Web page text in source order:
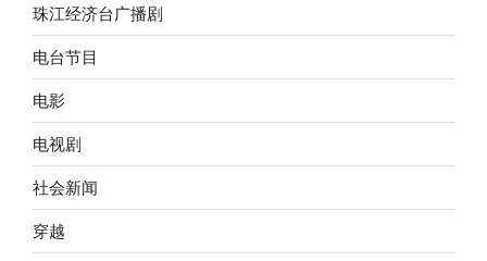
珠江经济台广播剧
电台节目
电影
电视剧
社会新闻
穿越